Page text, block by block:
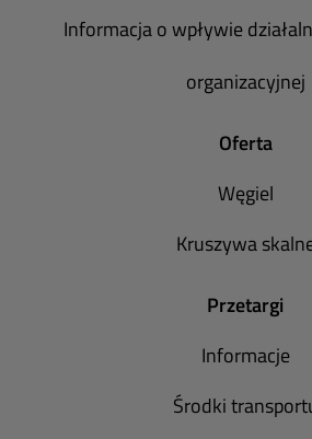
Informacja o wpływie
organizacyjnej
Oferta
Węgiel
Kruszywa
Przetargi
Informacje
Środki